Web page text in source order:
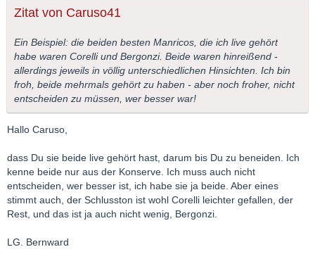
Zitat von Caruso41
Ein Beispiel: die beiden besten Manricos, die ich live gehört
habe waren Corelli und Bergonzi. Beide waren hinreißend -
allerdings jeweils in völlig unterschiedlichen Hinsichten. Ich bin
froh, beide mehrmals gehört zu haben - aber noch froher, nicht
entscheiden zu müssen, wer besser war!
Hallo Caruso,
dass Du sie beide live gehört hast, darum bis Du zu beneiden. Ich
kenne beide nur aus der Konserve. Ich muss auch nicht
entscheiden, wer besser ist, ich habe sie ja beide. Aber eines
stimmt auch, der Schlusston ist wohl Corelli leichter gefallen, der
Rest, und das ist ja auch nicht wenig, Bergonzi.
LG. Bernward